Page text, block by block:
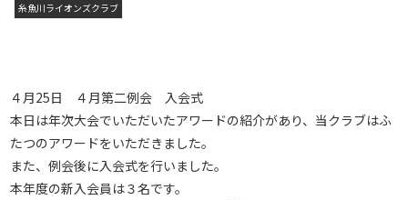
糸魚川ライオンズクラブ
４月25日 ４月第二例会 入会式
本日は年次大会でいただいたアワードの紹介があり、当クラブはふ
たつのアワードをいただきました。
また、例会後に入会式を行いました。
本年度の新入会員は３名です。